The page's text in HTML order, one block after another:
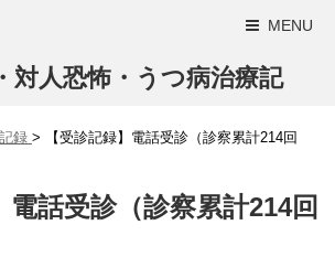
MENU
対人恐怖・うつ病治療記
録 >
【受診記録】電話受診（診察累計214回
電話受診（診察累計214回